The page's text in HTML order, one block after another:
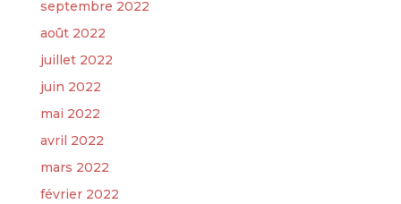
septembre 2022
août 2022
juillet 2022
juin 2022
mai 2022
avril 2022
mars 2022
février 2022